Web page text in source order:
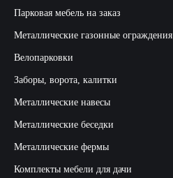
Парковая мебель на заказ
Металлические газонные ограждения
Велопарковки
Заборы, ворота, калитки
Металлические навесы
Металлические беседки
Металлические фермы
Комплекты мебели для дачи